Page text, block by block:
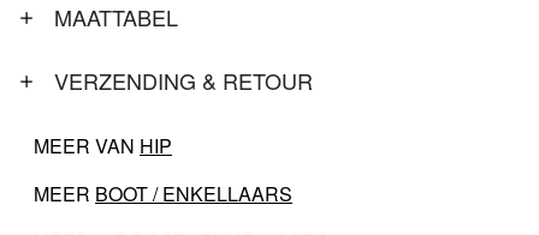
MAATTABEL
VERZENDING & RETOUR
MEER VAN HIP
MEER BOOT / ENKELLAARS